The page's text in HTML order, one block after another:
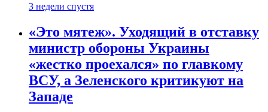
3 недели спустя
«Это мятеж». Уходящий в отставку
министр обороны Украины
«жестко проехался» по главкому
ВСУ, а Зеленского критикуют на
Западе